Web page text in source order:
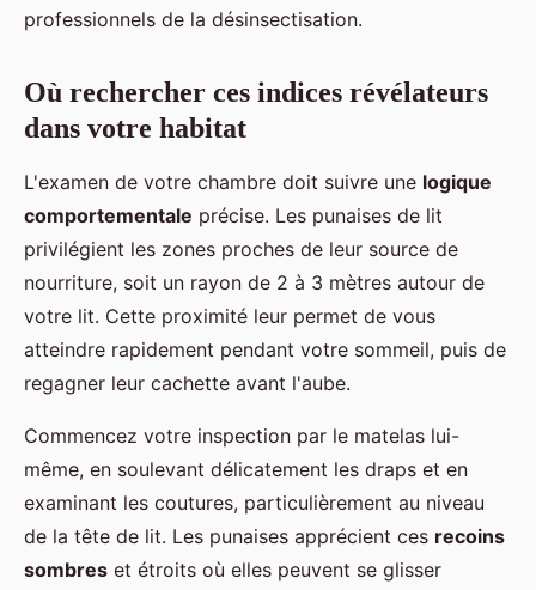
professionnels de la désinsectisation.
Où rechercher ces indices révélateurs
dans votre habitat
L'examen de votre chambre doit suivre une logique
comportementale précise. Les punaises de lit
privilégient les zones proches de leur source de
nourriture, soit un rayon de 2 à 3 mètres autour de
votre lit. Cette proximité leur permet de vous
atteindre rapidement pendant votre sommeil, puis de
regagner leur cachette avant l'aube.
Commencez votre inspection par le matelas lui-
même, en soulevant délicatement les draps et en
examinant les coutures, particulièrement au niveau
de la tête de lit. Les punaises apprécient ces recoins
sombres et étroits où elles peuvent se glisser